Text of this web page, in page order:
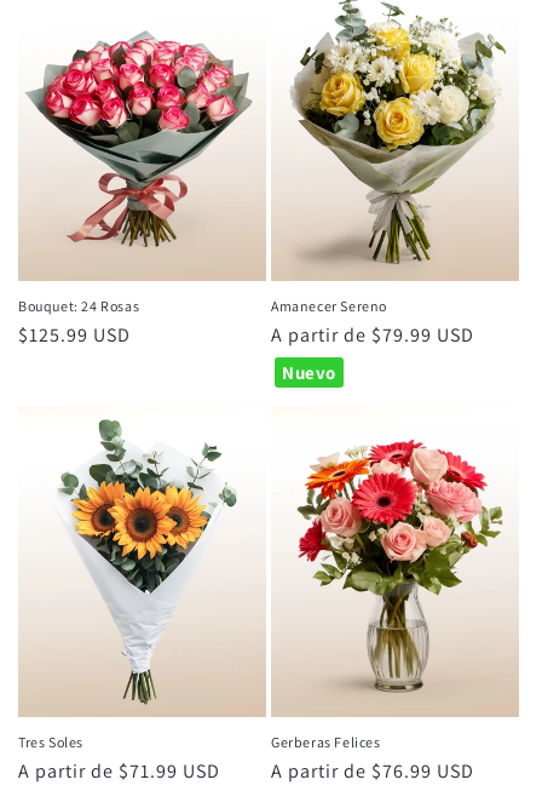
Bouquet: 24 Rosas
Precio
$125.99 USD
Amanecer Sereno
Precio
habitual
A partir de $79.99 USD
Nuevo
Tres Soles
Precio
A partir de $71.99 USD
Gerberas Felices
Precio
A partir de $76.99 USD